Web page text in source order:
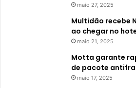
maio 27, 2025
Multidão recebe
ao chegar no
maio 21, 2025
Motta garante
de pacote
maio 17, 2025